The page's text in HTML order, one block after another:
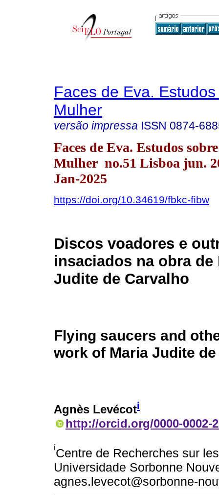
Faces de Eva.
Mulher
versão impressa ISSN 0874-
Faces de Eva. Estudos
Mulher no.51 Lisboa jun.
Jan-2025
https://doi.org/10.34619/fbkc-fibw
Discos voadores e
insaciados na obra de
Judite de Carvalho
Flying saucers and
work of Maria Judite
Agnès Levécoti
http://orcid.org/0000-0002-
iCentre de Recherches sur
Universidade Sorbonne
agnes.levecot@sorbonne-